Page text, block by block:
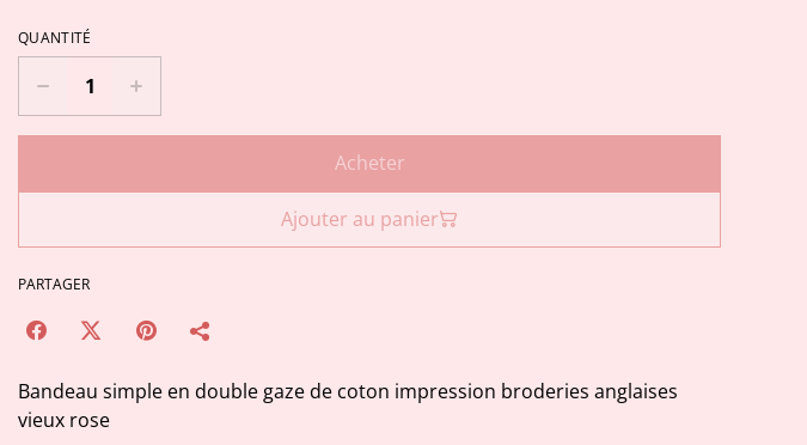
QUANTITÉ
Acheter
Ajouter au panier
PARTAGER
Bandeau simple en double gaze de coton impression broderies anglaises
vieux rose